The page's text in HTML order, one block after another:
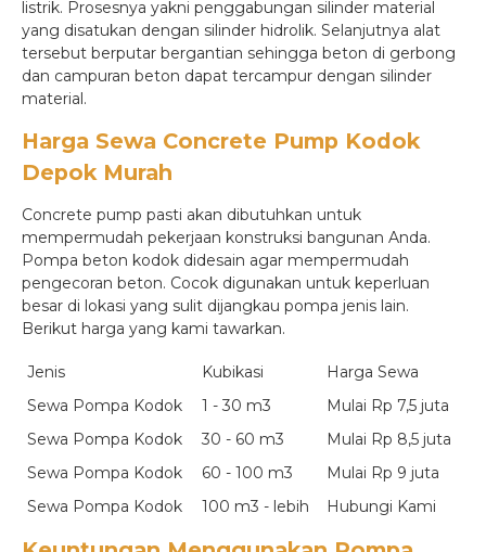
listrik. Prosesnya yakni penggabungan silinder material
yang disatukan dengan silinder hidrolik. Selanjutnya alat
tersebut berputar bergantian sehingga beton di gerbong
dan campuran beton dapat tercampur dengan silinder
material.
Harga Sewa Concrete Pump Kodok
Depok Murah
Concrete pump pasti akan dibutuhkan untuk
mempermudah pekerjaan konstruksi bangunan Anda.
Pompa beton kodok didesain agar mempermudah
pengecoran beton. Cocok digunakan untuk keperluan
besar di lokasi yang sulit dijangkau pompa jenis lain.
Berikut harga yang kami tawarkan.
Jenis Kubikasi
Harga Sewa
Sewa Pompa Kodok
1 - 30 m3
Mulai Rp 7,5 juta
Sewa Pompa Kodok
30 - 60 m3
Mulai Rp 8,5 juta
Sewa Pompa Kodok
60 - 100 m3
Mulai Rp 9 juta
Sewa Pompa Kodok
100 m3 - lebih Hubungi Kami